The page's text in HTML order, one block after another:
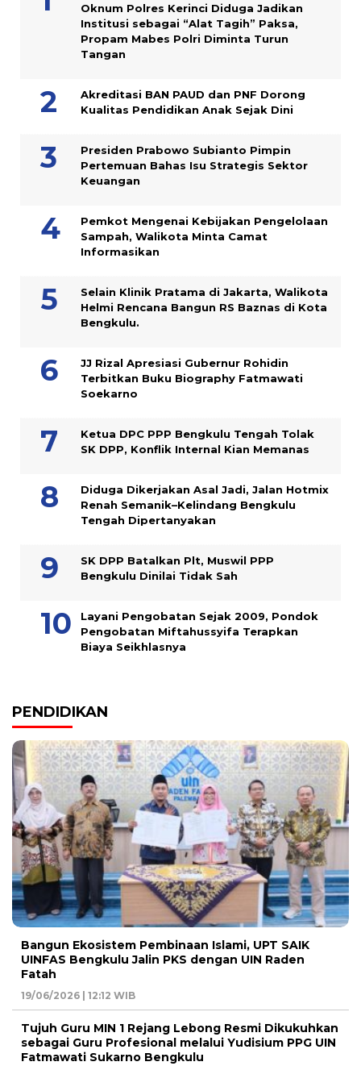
Oknum Polres Kerinci Diduga Jadikan
Institusi sebagai “Alat Tagih” Paksa,
Propam Mabes Polri Diminta Turun
Tangan
Akreditasi BAN PAUD dan PNF Dorong
Kualitas Pendidikan Anak Sejak Dini
Presiden Prabowo Subianto Pimpin
Pertemuan Bahas Isu Strategis Sektor
Keuangan
Pemkot Mengenai Kebijakan Pengelolaan
Sampah, Walikota Minta Camat
Informasikan
Selain Klinik Pratama di Jakarta, Walikota
Helmi Rencana Bangun RS Baznas di Kota
Bengkulu.
JJ Rizal Apresiasi Gubernur Rohidin
Terbitkan Buku Biography Fatmawati
Soekarno
Ketua DPC PPP Bengkulu Tengah Tolak
SK DPP, Konflik Internal Kian Memanas
Diduga Dikerjakan Asal Jadi, Jalan Hotmix
Renah Semanik–Kelindang Bengkulu
Tengah Dipertanyakan
SK DPP Batalkan Plt, Muswil PPP
Bengkulu Dinilai Tidak Sah
Layani Pengobatan Sejak 2009, Pondok
Pengobatan Miftahussyifa Terapkan
Biaya Seikhlasnya
PENDIDIKAN
Bangun Ekosistem Pembinaan Islami, UPT SAIK
UINFAS Bengkulu Jalin PKS dengan UIN Raden
Fatah
19/06/2026 | 12:12 WIB
Tujuh Guru MIN 1 Rejang Lebong Resmi Dikukuhkan
sebagai Guru Profesional melalui Yudisium PPG UIN
Fatmawati Sukarno Bengkulu